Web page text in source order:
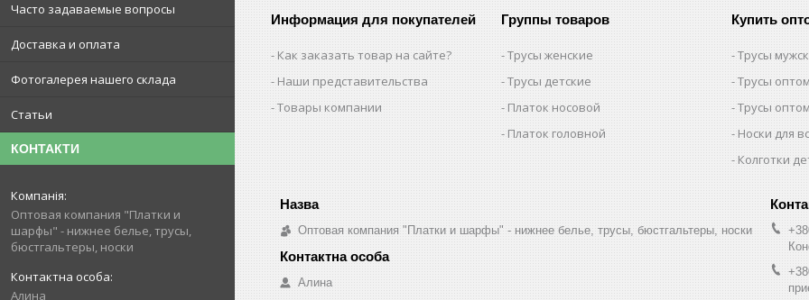
Часто задаваемые вопросы
Доставка и оплата
Фотогалерея нашего склада
Статьи
КОНТАКТИ
Оптовая компания "Платки и
шарфы" - нижнее белье, трусы,
бюстгальтеры, носки
Алина
Информация для покупателей
Как заказать товар на сайте?
Наши представительства
Товары компании
Группы товаров
Трусы женские
Трусы детские
Платок носовой
Платок головной
Купить
Трусы
Трусы
Трусы
Носки для
Колготки
Оптовая компания "Платки и шарфы" - нижнее белье, трусы, бюстгальтеры, носки
Алина